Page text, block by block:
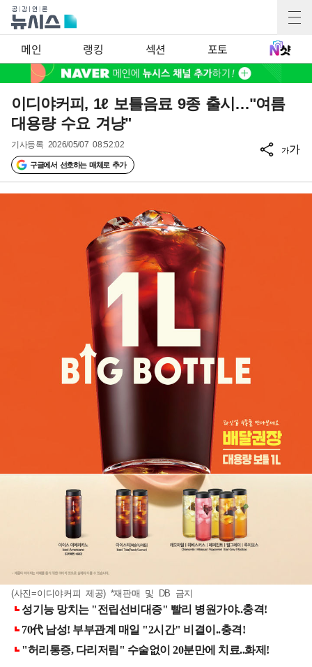
메인 랭킹 섹션 포토
이디야커피, 1ℓ 보틀음료 9종 출시…"여름
대용량 수요 겨냥"
기사등록 2026/05/07 08:52:02
구글에서 선호하는 매체로 추가
가가
(사진=이디야커피 제공) *재판매 및 DB 금지